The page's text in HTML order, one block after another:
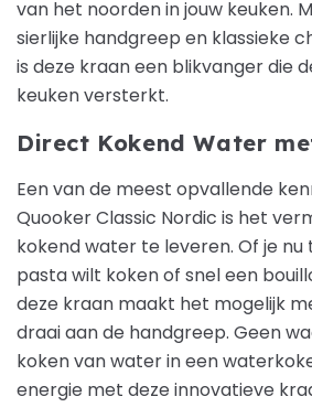
van het noorden in jouw keuken.
sierlijke handgreep en klassieke
is deze kraan een blikvanger die
keuken versterkt.
Direct Kokend Water
Een van de meest opvallende
Quooker Classic Nordic is het
kokend water te leveren. Of je
pasta wilt koken of snel een
deze kraan maakt het mogelijk
draai aan de handgreep. Geen
koken van water in een
energie met deze innovatieve